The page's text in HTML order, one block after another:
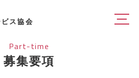
ス協会
Part-time
募集要項